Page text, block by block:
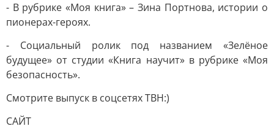
- В рубрике «Моя книга» – Зина Портнова, истории о
пионерах-героях.
- Социальный ролик под названием «Зелёное
будущее» от студии «Книга научит» в рубрике «Моя
безопасность».
Смотрите выпуск в соцсетях ТВН:)
САЙТ